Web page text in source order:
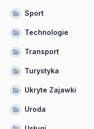
Sport
Technologie
Transport
Turystyka
Ukryte Zajawki
Uroda